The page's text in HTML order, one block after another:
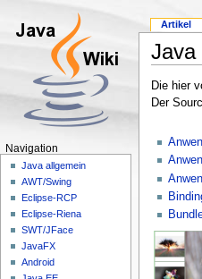
Java
Die hier
Der
Artikel
Navigation
Java allgemein
AWT/Swing
Eclipse-RCP
Eclipse-Riena
SWT/JFace
JavaFX
Android